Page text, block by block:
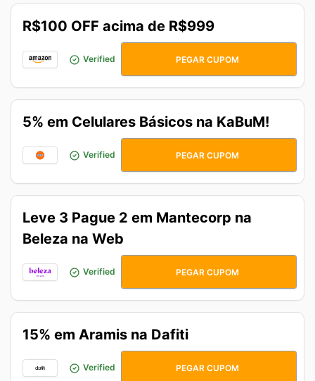
R$100 OFF acima de R$999
Verified AMAZONTEM
PEGAR CUPOM
5% em Celulares Básicos na KaBuM!
Verified CELNOKABUM
PEGAR CUPOM
Leve 3 Pague 2 em Mantecorp na
Beleza na Web
Verified MANTECORP3
PEGAR CUPOM
15% em Aramis na Dafiti
Verified 15ARAMIS
PEGAR CUPOM